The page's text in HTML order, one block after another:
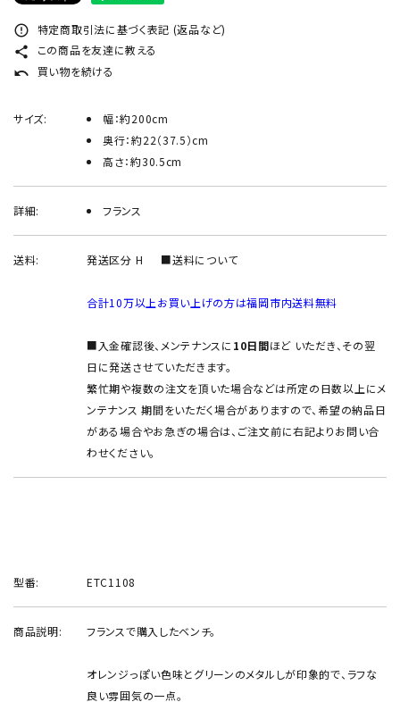
meeting_room person
error_outline 特定商取引法に基づく表記 (返品など)
share この商品を友達に教える
undo 買い物を続ける
サイズ:
幅：約200cm
奥行：約22（37.5）cm
高さ：約30.5cm
詳細: フランス
送料: 発送区分 H ■送料について
合計10万以上お買い上げの方は福岡市内送料無料
■入金確認後、メンテナンスに 10日間ほど いただき、その翌
日に発送させていただきます。
繁忙期や複数の注文を頂いた場合などは所定の日数以上にメ
ンテナンス 期間をいただく場合がありますので、希望の納品日
がある場合やお急ぎの場合は、ご注文前に右記よりお問い合
わせください。
型番: ETC1108
商品説明: フランスで購入したベンチ。
オレンジっぽい色味とグリーンのメタルしが印象的で、ラフな
良い雰囲気の一点。